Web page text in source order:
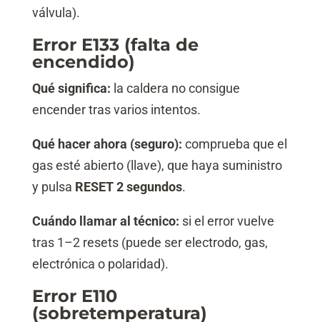
válvula).
Error E133 (falta de
encendido)
Qué significa: la caldera no consigue
encender tras varios intentos.
Qué hacer ahora (seguro): comprueba que el
gas esté abierto (llave), que haya suministro
y pulsa RESET 2 segundos.
Cuándo llamar al técnico: si el error vuelve
tras 1–2 resets (puede ser electrodo, gas,
electrónica o polaridad).
Error E110
(sobretemperatura)